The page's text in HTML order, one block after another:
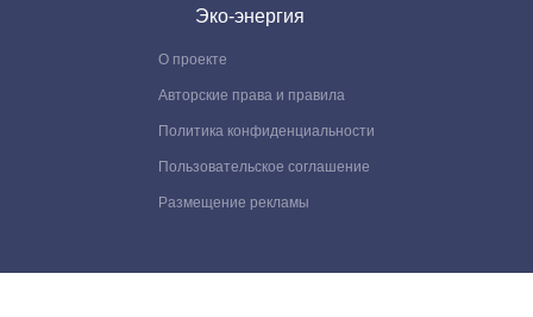
Эко-энергия
О проекте
Авторские права и правила
Политика конфиденциальности
Пользовательское соглашение
Размещение рекламы